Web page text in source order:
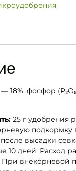
— 18%, фосфор
25 г удобрения
подкормку
высадки
10 дней. Расход
При внекорневой